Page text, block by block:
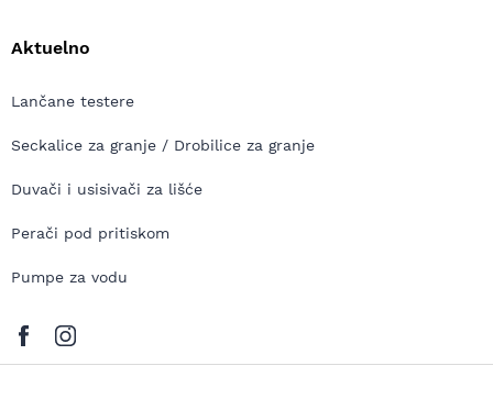
Aktuelno
Lančane testere
Seckalice za granje / Drobilice za granje
Duvači i usisivači za lišće
Perači pod pritiskom
Pumpe za vodu